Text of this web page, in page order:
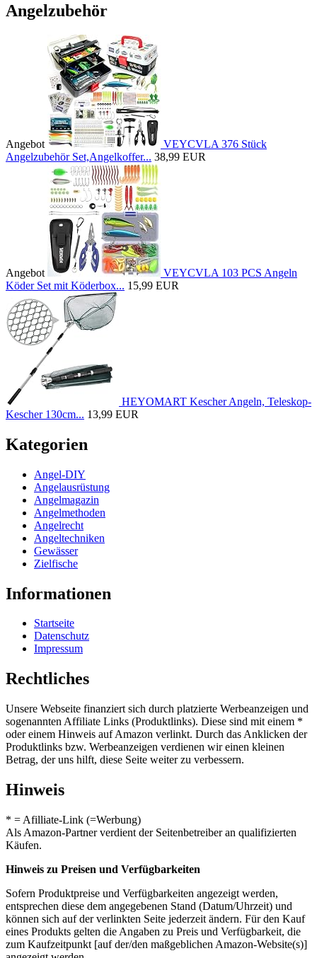
Angelzubehör
Angebot
VEYCVLA 376 Stück
Angelzubehör Set,Angelkoffer... 38,99 EUR
Angebot
VEYCVLA 103 PCS Angeln
Köder Set mit Köderbox... 15,99 EUR
HEYOMART Kescher Angeln, Teleskop-
Kescher 130cm... 13,99 EUR
Kategorien
Angel-DIY
Angelausrüstung
Angelmagazin
Angelmethoden
Angelrecht
Angeltechniken
Gewässer
Zielfische
Informationen
Startseite
Datenschutz
Impressum
Rechtliches
Unsere Webseite finanziert sich durch platzierte Werbeanzeigen und
sogenannten Affiliate Links (Produktlinks). Diese sind mit einem *
oder einem Hinweis auf Amazon verlinkt. Durch das Anklicken der
Produktlinks bzw. Werbeanzeigen verdienen wir einen kleinen
Betrag, der uns hilft, diese Seite weiter zu verbessern.
Hinweis
* = Afilliate-Link (=Werbung)
Als Amazon-Partner verdient der Seitenbetreiber an qualifizierten
Käufen.
Hinweis zu Preisen und Verfügbarkeiten
Sofern Produktpreise und Verfügbarkeiten angezeigt werden,
entsprechen diese dem angegebenen Stand (Datum/Uhrzeit) und
können sich auf der verlinkten Seite jederzeit ändern. Für den Kauf
eines Produkts gelten die Angaben zu Preis und Verfügbarkeit, die
zum Kaufzeitpunkt [auf der/den maßgeblichen Amazon-Website(s)]